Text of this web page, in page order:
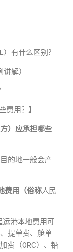
有什么区别？
解）
费用？】
）应承担哪些
的地一般会产
费用（俗称人民
运港本地费用可
提单费、舱单
费（ORC）、铅